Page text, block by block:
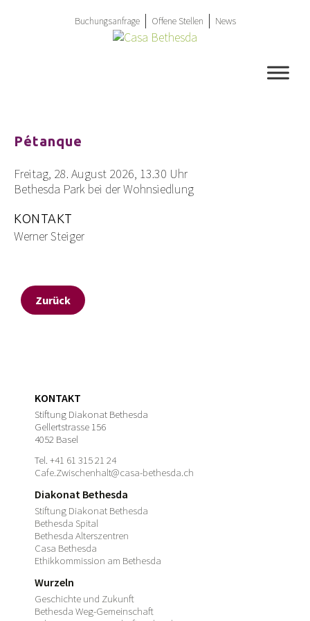
Buchungsanfrage Offene Stellen News
Pétanque
Freitag, 28. August 2026, 13.30 Uhr
Bethesda Park bei der Wohnsiedlung
KONTAKT
Werner Steiger
Zurück
KONTAKT
Stiftung Diakonat Bethesda
Gellertstrasse 156
4052 Basel
Tel. +41 61 315 21 24
Cafe.Zwischenhalt@casa-bethesda.ch
Diakonat Bethesda
Stiftung Diakonat Bethesda
Bethesda Spital
Bethesda Alterszentren
Casa Bethesda
Ethikkommission am Bethesda
Wurzeln
Geschichte und Zukunft
Bethesda Weg-Gemeinschaft